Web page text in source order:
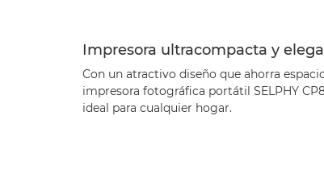
Impresora ultracompacta y
Con un atractivo diseño que ahorra
impresora fotográfica portátil SELPHY
ideal para cualquier hogar.